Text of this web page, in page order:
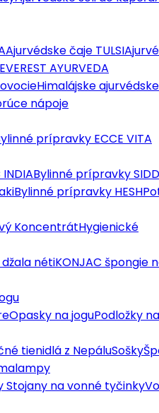
Ajurvédske čaje TULSI
AYURVEDA
Himalájske
nápoje
prípravky ECCE VITA
Bylinné prípravky
Bylinné prípravky HESH
KoncentrátHygienické
nétiKONJAC špongie
Opasky na joguPodložky
tienidlá z NepáluSošky
Stojany na vonné tyčinky